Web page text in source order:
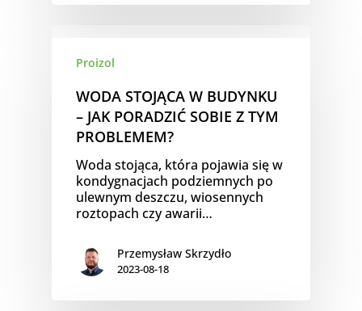
Proizol
WODA STOJĄCA W BUDYNKU
– JAK PORADZIĆ SOBIE Z TYM
PROBLEMEM?
Woda stojąca, która pojawia się w
kondygnacjach podziemnych po
ulewnym deszczu, wiosennych
roztopach czy awarii…
Przemysław Skrzydło
2023-08-18